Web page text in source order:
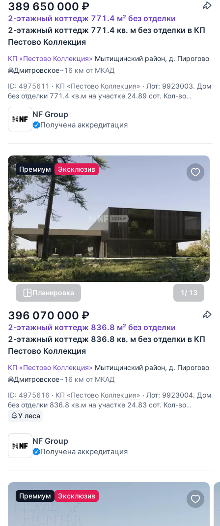
389 650 000 ₽
2-этажный коттедж 771.4 м² без отделки
2-этажный коттедж 771.4 кв. м без отделки в КП
Пестово Коллекция
КП «Пестово Коллекция» Мытищинский район, д. Пирогово
Дмитровское~16 км от МКАД
ID: 4975611 · КП «Пестово Коллекция» · Лот: 9923003. Дом
без отделки 771.4 кв.м на участке 24.89 cот. Кол-во
спален: 5. Кол-во с/у: 7. Поселок «Пирогово Коллекция».
Осташковское шоссе, 16 км от МКАД. Без комиссии для
покупателя. Двухэтажный дом площадью 771 м²
NF Group
Получена аккредитация
Премиум Эксклюзив
Планировка 1/ 13
396 070 000 ₽
2-этажный коттедж 836.8 м² без отделки
2-этажный коттедж 836.8 кв. м без отделки в КП
Пестово Коллекция
КП «Пестово Коллекция» Мытищинский район, д. Пирогово
Дмитровское~16 км от МКАД
ID: 4975616 · КП «Пестово Коллекция» · Лот: 9923004. Дом
без отделки 836.8 кв.м на участке 24.83 cот. Кол-во
спален: 6. Кол-во с/у: 7. Поселок «Пирогово Коллекция».
покупателя. Двухэтажный дом площадью 837 м²
расположен в коттеджном
У леса
NF Group
Получена аккредитация
Премиум Эксклюзив